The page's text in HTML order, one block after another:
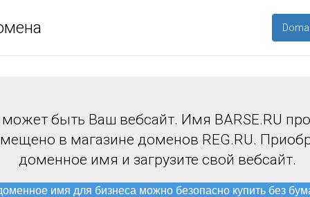
быть Ваш вебсайт. Имя BARSE.RU
в магазине доменов REG.RU.
доменное имя и загрузите свой вебсайт.
имя для бизнеса можно безопасно купить без